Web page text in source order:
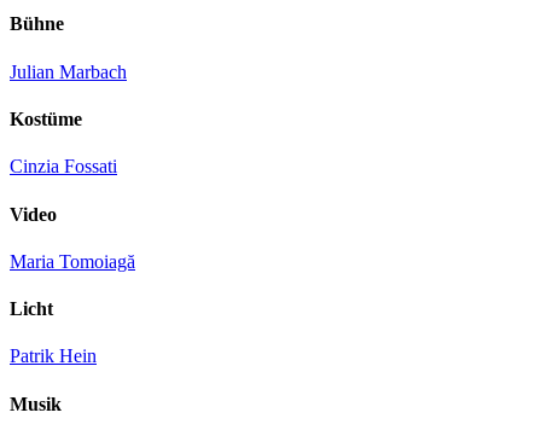
Bühne
Julian Marbach
Kostüme
Cinzia Fossati
Video
Maria Tomoiagă
Licht
Patrik Hein
Musik